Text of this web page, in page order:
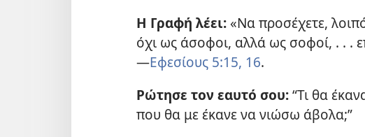
Η Γραφή λέει:«Να προσέχετε,
όχι ως άσοφοι, αλλά ως σοφοί, . . .
—Εφεσίους 5:15, 16.
Ρώτησε τον εαυτό σου:“Τι θα
που θα με έκανε να νιώσω άβολα;”